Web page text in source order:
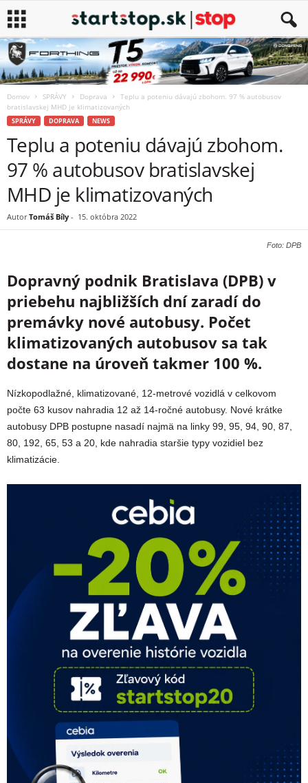
Domov SPRÁVY Doprava
Teplu a poteniu dávajú zbohom. 97 % autobusov
bratislavskej MHD je klimatizovaných
SPRÁVY DOPRAVA NEWS
Teplu a poteniu dávajú zbohom.
97 % autobusov bratislavskej
MHD je klimatizovaných
Autor Tomáš Bíly - 15. októbra 2022
Foto: DPB
Dopravný podnik Bratislava (DPB) v
priebehu najbližších dní zaradí do
premávky nové autobusy. Počet
klimatizovaných autobusov sa tak
dostane na úroveň takmer 100 %.
Nízkopodlažné, klimatizované, 12-metrové vozidlá v celkovom
počte 63 kusov nahradia 12 až 14-ročné autobusy. Nové krátke
autobusy DPB postupne nasadí najmä na linky 99, 95, 94, 90, 87,
80, 192, 65, 53 a 20, kde nahradia staršie typy vozidiel bez
klimatizácie.